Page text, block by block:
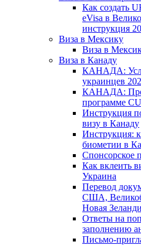
Как создать
eVisa в
инструкция
Виза в Мексику
Виза в
Виза в Канаду
КАНАДА:
украинцев
КАНАДА:
программе
Инструкция
визу в Канаду
Инструкция:
биометии в
Спонсорское
Как вклеить
Украина
Перевод
США,
Новая
Ответы на
заполнению
Письмо-